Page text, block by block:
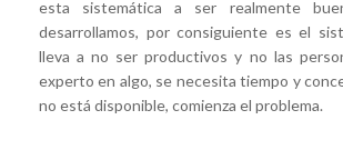
esta sistemática a ser realmente
desarrollamos, por consiguiente es el
lleva a no ser productivos y no las
experto en algo, se necesita tiempo y
no está disponible, comienza el problema.